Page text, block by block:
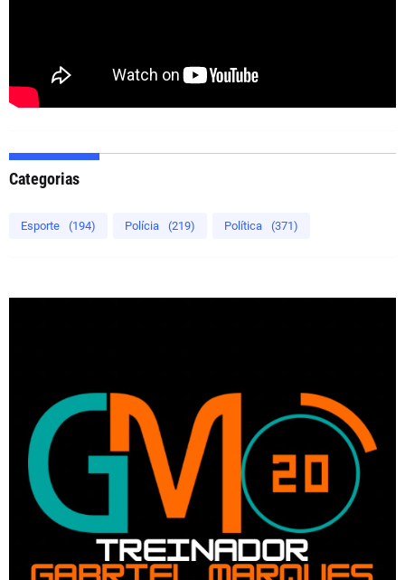
Categorias
Esporte (194) Polícia (219) Política (371)